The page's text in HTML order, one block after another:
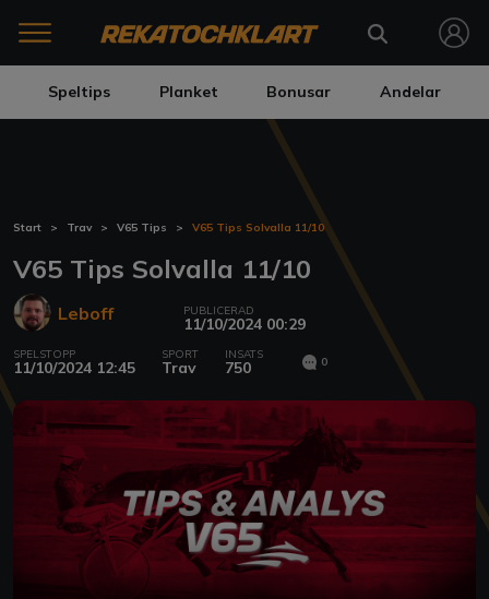
Speltips Planket Bonusar Andelar
Start Trav V65 Tips V65 Tips Solvalla 11/10
V65 Tips Solvalla 11/10
Leboff PUBLICERAD
11/10/2024 00:29
SPELSTOPP
11/10/2024 12:45
SPORT
Trav
INSATS
750 0